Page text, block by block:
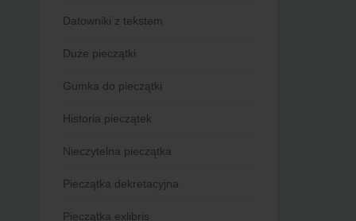
Datowniki z tekstem
Duże pieczątki
Gumka do pieczątki
Historia pieczątek
Nieczytelna pieczątka
Pieczątka dekretacyjna
Pieczątka exlibris